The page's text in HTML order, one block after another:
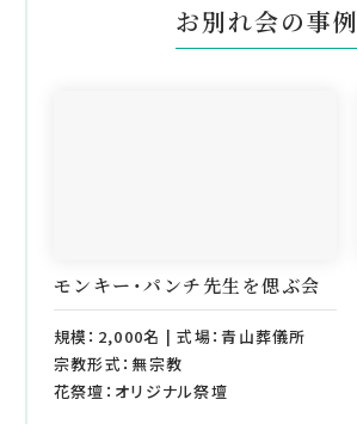
お別れ会の事例
モンキー・パンチ先生を偲ぶ会
規模：2,000名 | 式場：青山葬儀所
宗教形式：無宗教
花祭壇：オリジナル祭壇